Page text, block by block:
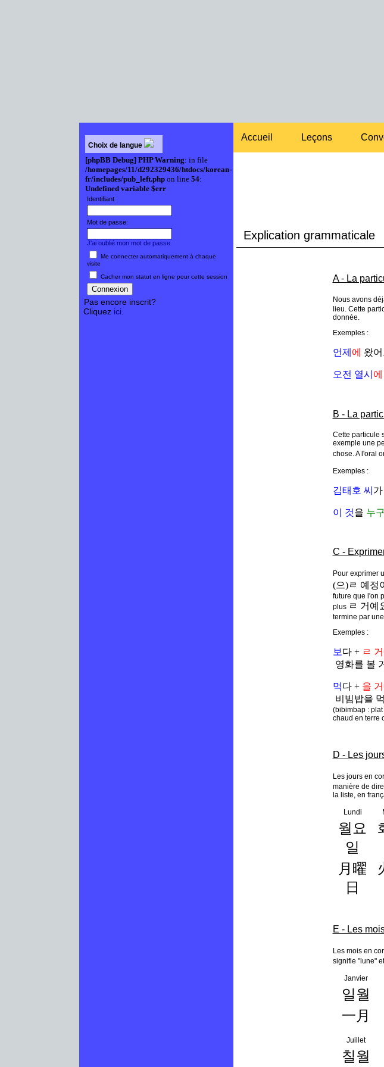
Choix de langue
[phpBB Debug] PHP Warning: in file
/homepages/11/d292329436/htdocs/korean-
fr/includes/pub_left.phpon line 54:
Undefined variable $err
Identifiant:
Mot de passe:
J'ai oublié mon mot de passe
Me connecter automatiquement à chaque
visite
Cacher mon statut en ligne pour cette session
Pas encore inscrit?
Cliquez ici
Accueil Leçons
Explication grammaticale
A - La
Nous avons
lieu. Cette
donnée.
Exemples :
언제 에 왔
오전 열시 에
B - La
Cette particule
exemple une
chose. A l'oral
Exemples :
김태호 씨 가
이 것을 누구
C -
Pour exprimer
(으)ㄹ 예정
future que l'on
plus ㄹ 거예
termine par
Exemples :
보 다 + ㄹ
영화를 볼
먹다 + 을
비빔밥을
(bibimbap :
chaud en terre
D - Les
Les jours en
manière de
la liste, en
Lundi
월요
일
月曜
日
E - Les
Les mois en
signifie "lune"
Janvier
일월
一月
Juillet
칠월